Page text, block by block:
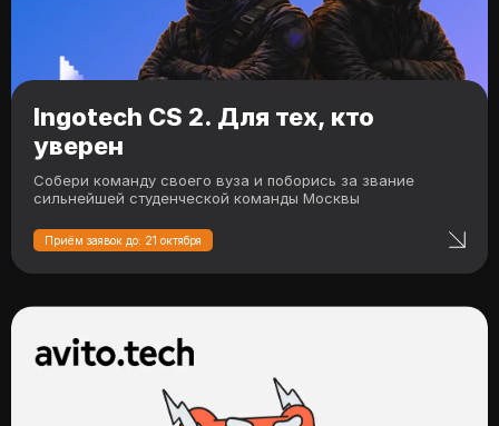
Ingotech CS 2. Для тех, кто
уверен
Собери команду своего вуза и поборись за звание
сильнейшей студенческой команды Москвы
Приём заявок до: 21 октября